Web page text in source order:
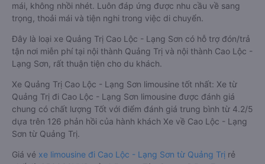
mái, không nhồi nhét. Luôn đáp ứng được nhu cầu về sang
trọng, thoải mái và tiện nghi trong việc di chuyển.
Đây là loại xe Quảng Trị Cao Lộc - Lạng Sơn có hỗ trợ đón/trả
tận nơi miễn phí tại nội thành Quảng Trị và nội thành Cao Lộc -
Lạng Sơn, rất thuận tiện cho du khách.
Xe Quảng Trị Cao Lộc - Lạng Sơn limousine tốt nhất: Xe từ
Quảng Trị đi Cao Lộc - Lạng Sơn limousine được đánh giá
chung có chất lượng Tốt với điểm đánh giá trung bình từ 4.2/5
dựa trên 126 phản hồi của hành khách Xe về Cao Lộc - Lạng
Sơn từ Quảng Trị.
Giá vé xe limousine đi Cao Lộc - Lạng Sơn từ Quảng Trị rẻ